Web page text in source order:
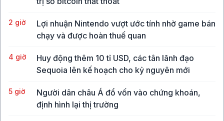
2 giờ
Lợi nhuận Nintendo vượt ước tính nhờ game bán
chạy và được hoàn thuế quan
4 giờ
Huy động thêm 10 tỉ USD, các tân lãnh đạo
Sequoia lên kế hoạch cho kỷ nguyên mới
5 giờ
Người dân châu Á đổ vốn vào chứng khoán,
định hình lại thị trường